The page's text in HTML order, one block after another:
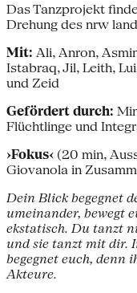
Das Tanzprojekt
Drehung des nrw
Mit: Ali, Anron,
Istabraq, Jil, Leith,
und Zeid
Gefördert durch:
Flüchtlinge und
›Fokus‹ (20 min,
Giovanola in
Dein Blick begegnet
umeinander, bewegt
ekstatisch. Du tanzt
und sie tanzt mit dir.
begegnet euch, denn
Akteure.